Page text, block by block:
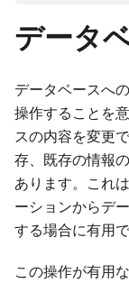
データ
データベースへ
操作することを
スの内容を変更
存、既存の情報
あります。これ
ーションからデ
する場合に有用で
この操作が有用